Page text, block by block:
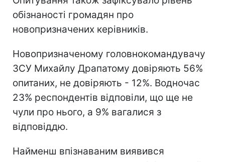
обізнаності громадян про
новопризначених керівників.
Новопризначеному головнокомандувачу
ЗСУ Михайлу Драпатому довіряють 56%
опитаних, не довіряють - 12%. Водночас
23% респондентів відповіли, що ще не
чули про нього, а 9% вагалися з
відповіддю.
Найменш впізнаваним виявився